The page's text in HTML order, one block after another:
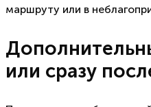
маршруту или в
или сразу